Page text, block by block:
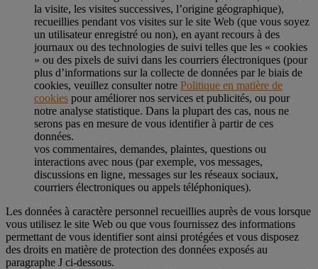
la visite, les visites successives, l’origine géographique),
recueillies pendant vos visites sur le site Web (que vous soyez
un utilisateur enregistré ou non), en ayant recours à des
journaux ou des technologies de suivi telles que les « cookies
» ou des pixels de suivi dans les courriers électroniques (pour
plus d’informations sur la collecte de données par le biais de
cookies, veuillez consulter notre Politique en matière de
cookies pour améliorer nos services et publicités, ou pour
notre analyse statistique. Dans la plupart des cas, nous ne
serons pas en mesure de vous identifier à partir de ces
données.
vos commentaires, demandes, plaintes, questions ou
interactions avec nous (par exemple, vos messages,
discussions en ligne, messages sur les réseaux sociaux,
courriers électroniques ou appels téléphoniques).
Les données à caractère personnel recueillies auprès de vous lorsque
vous utilisez le site Web ou que vous fournissez des informations
permettant de vous identifier sont ainsi protégées et vous disposez
des droits en matière de protection des données exposés au
paragraphe J ci-dessous.